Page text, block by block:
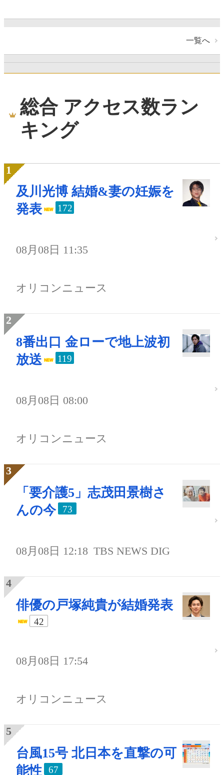
一覧へ
総合 アクセス数ラン
キング
及川光博 結婚&妻の妊娠を
発表
172
08月08日 11:35
オリコンニュース
8番出口 金ローで地上波初
放送
119
08月08日 08:00
オリコンニュース
「要介護5」志茂田景樹さ
んの今
73
08月08日 12:18 TBS NEWS DIG
俳優の戸塚純貴が結婚発表
42
08月08日 17:54
オリコンニュース
台風15号 北日本を直撃の可
能性
67